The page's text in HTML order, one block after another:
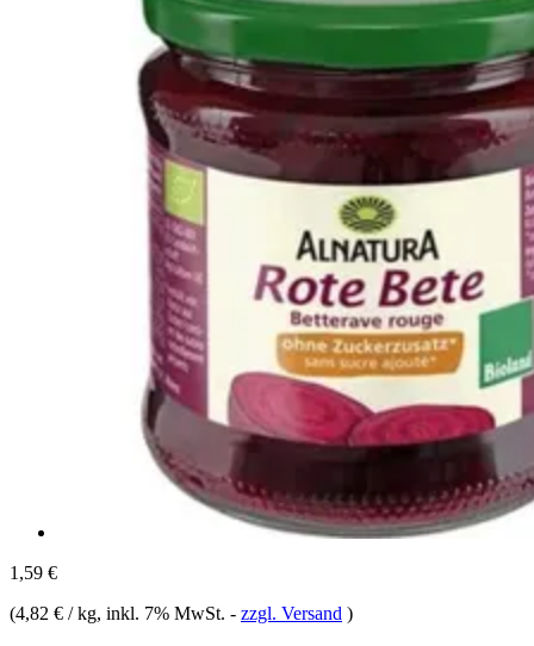
1,59 €
(4,82 € / kg, inkl. 7% MwSt. - zzgl. Versand )